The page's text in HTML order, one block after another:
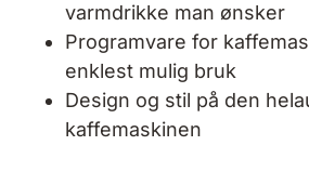
varmdrikke man ønsker
Programvare for
enklest mulig bruk
Design og stil på den
kaffemaskinen